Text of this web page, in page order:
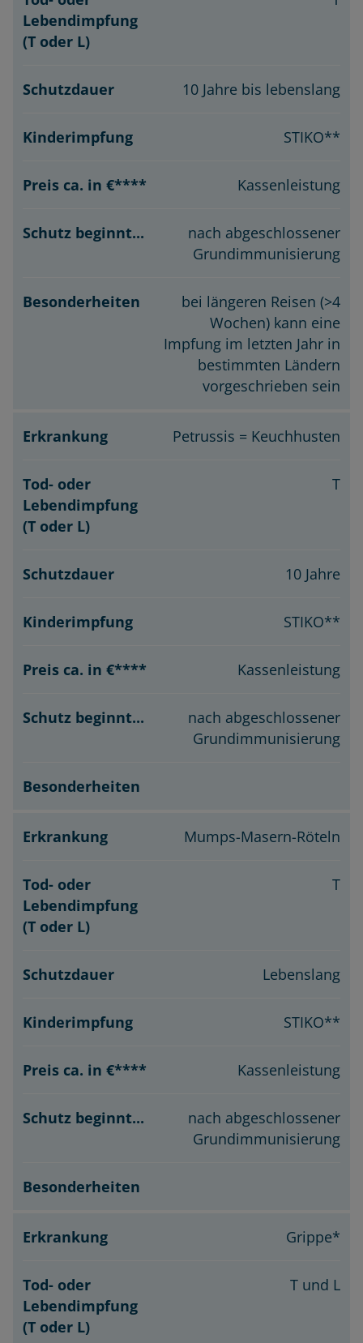
10 Jahre bis lebenslang
STIKO**
Kassenleistung
nach abgeschlossener
Grundimmunisierung
bei längeren Reisen (>4
Wochen) kann eine
Impfung im letzten Jahr in
bestimmten Ländern
vorgeschrieben sein
Petrussis = Keuchhusten
T
10 Jahre
STIKO**
Kassenleistung
nach abgeschlossener
Grundimmunisierung
Mumps-Masern-Röteln
T
Lebenslang
STIKO**
Kassenleistung
nach abgeschlossener
Grundimmunisierung
Grippe*
T und L